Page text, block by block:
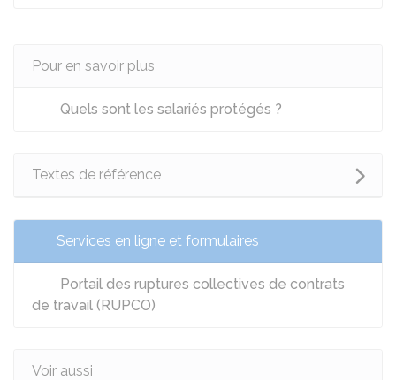
Pour en savoir plus
Quels sont les salariés protégés ?
Textes de référence
Services en ligne et formulaires
Portail des ruptures collectives de contrats
de travail (RUPCO)
Voir aussi